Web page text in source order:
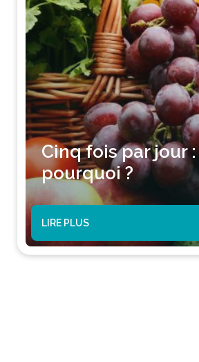
Cinq fois par jour :
pourquoi ?
LIRE PLUS